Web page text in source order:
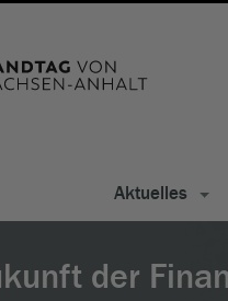
Aktuelles
der